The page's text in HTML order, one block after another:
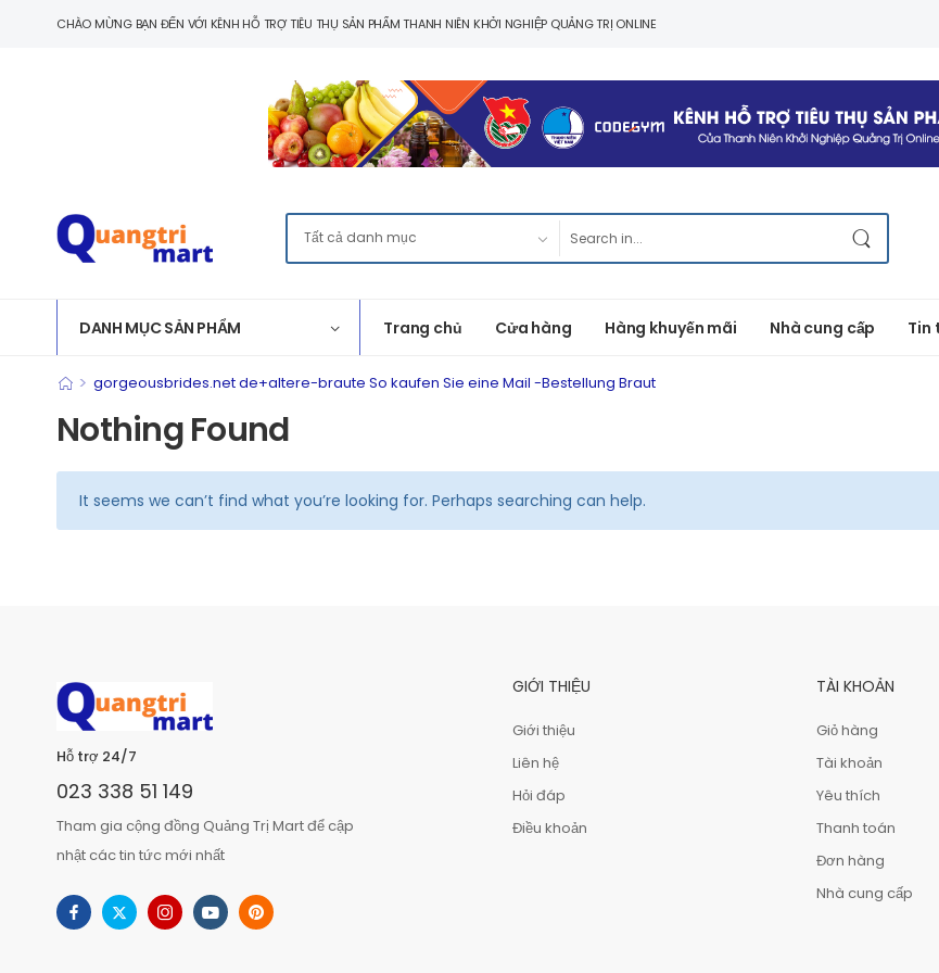
CHÀO MỪNG BẠN ĐẾN VỚI KÊNH HỖ TRỢ TIÊU THỤ SẢN PHẨM THANH NIÊN KHỞI NGHIỆP QUẢNG TRỊ ONLINE
DANH MỤC SẢN PHẨM Trang chủ Cửa hàng Hàng khuyến mãi Nhà cung cấp Tin
> gorgeousbrides.net de+altere-braute So kaufen Sie eine Mail -Bestellung Braut
Nothing Found
It seems we can’t find what you’re looking for. Perhaps searching can help.
Hỗ trợ 24/7
023 338 51 149
Tham gia cộng đồng Quảng Trị Mart để cập
nhật các tin tức mới nhất
GIỚI THIỆU
Giới thiệu
Liên hệ
Hỏi đáp
Điều khoản
TÀI KHOẢN
Giỏ hàng
Tài khoản
Yêu thích
Thanh toán
Đơn hàng
Nhà cung cấp